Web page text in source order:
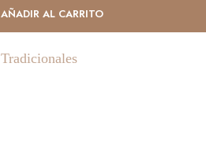
AÑADIR AL CARRITO
Tradicionales